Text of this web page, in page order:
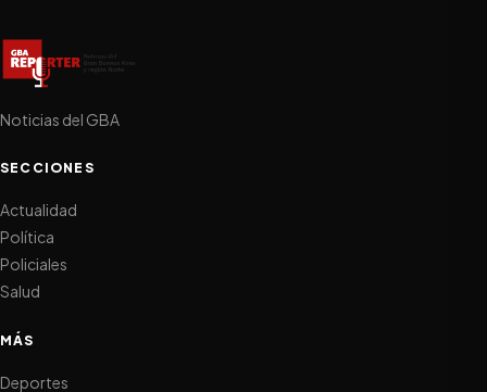
Noticias del GBA
SECCIONES
Actualidad
Política
Policiales
Salud
MÁS
Deportes